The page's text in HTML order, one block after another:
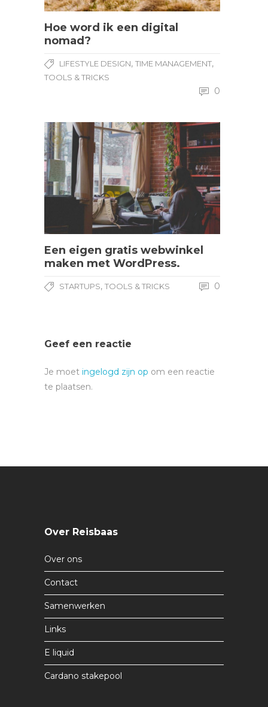
Hoe word ik een digital
nomad?
LIFESTYLE DESIGN, TIME MANAGEMENT,
TOOLS & TRICKS
0
Een eigen gratis webwinkel
maken met WordPress.
STARTUPS, TOOLS & TRICKS 0
Geef een reactie
Je moet ingelogd zijn op om een reactie
te plaatsen.
Over Reisbaas
Over ons
Contact
Samenwerken
Links
E liquid
Cardano stakepool